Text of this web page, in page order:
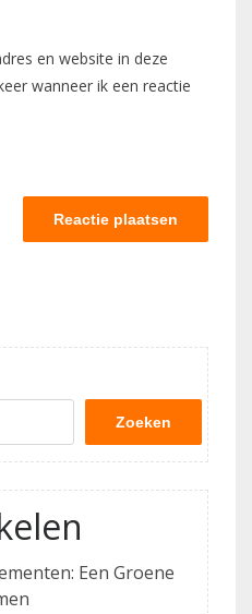
en website in deze
wanneer ik een reactie
Zoeken
Een Groene